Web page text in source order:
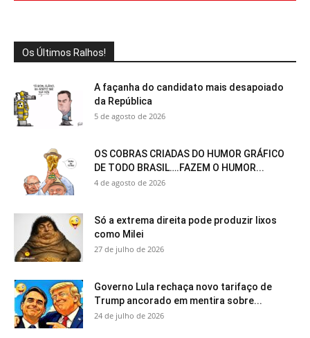
Os Últimos Ralhos!
A façanha do candidato mais desapoiado
da República
5 de agosto de 2026
OS COBRAS CRIADAS DO HUMOR GRÁFICO
DE TODO BRASIL….FAZEM O HUMOR...
4 de agosto de 2026
Só a extrema direita pode produzir lixos
como Milei
27 de julho de 2026
Governo Lula rechaça novo tarifaço de
Trump ancorado em mentira sobre...
24 de julho de 2026